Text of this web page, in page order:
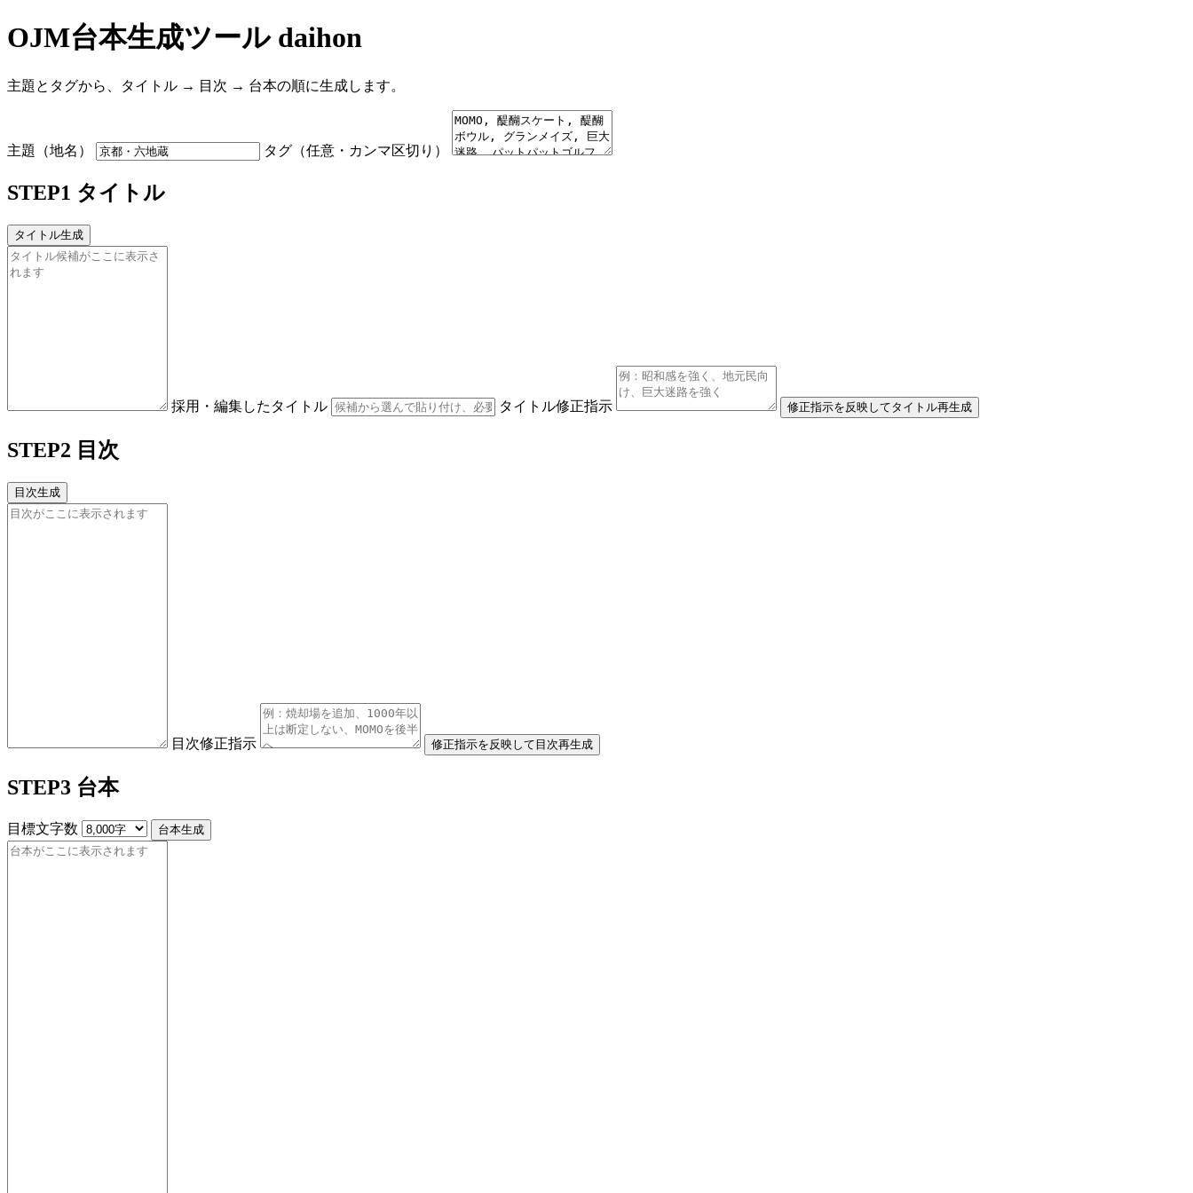
OJM台本生成ツール daihon
主題とタグから、タイトル → 目次 → 台本の順に生成します。
主題（地名） タグ（任意・カンマ区切り）
STEP1 タイトル
タイトル生成
採用・編集したタイトル タイトル修正指示 修正指示を反映してタイトル再生成
STEP2 目次
目次生成
目次修正指示 修正指示を反映して目次再生成
STEP3 台本
目標文字数 台本生成